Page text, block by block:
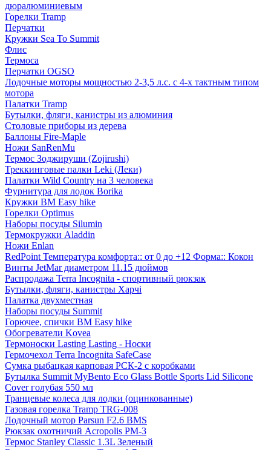
дюралюминиевым
Горелки Tramp
Перчатки
Кружки Sea To Summit
Флис
Термоса
Перчатки OGSO
Лодочные моторы мощностью 2-3,5 л.с. с 4-х тактным типом
мотора
Палатки Tramp
Бутылки, фляги, канистры из алюминия
Столовые приборы из дерева
Баллоны Fire-Maple
Ножи SanRenMu
Термос Зоджируши (Zojirushi)
Треккинговые палки Leki (Леки)
Палатки Wild Country на 3 человека
Фурнитура для лодок Borika
Кружки BM Easy hike
Горелки Optimus
Наборы посуды Silumin
Термокружки Aladdin
Ножи Enlan
RedPoint Температура комфорта:: от 0 до +12 Форма:: Кокон
Винты JetMar диаметром 11.15 дюймов
Распродажа Terra Incognita - спортивный рюкзак
Бутылки, фляги, канистры Харчі
Палатка двухместная
Наборы посуды Summit
Горючее, спички BM Easy hike
Обогреватели Kovea
Термоноски Lasting Lasting - Носки
Гермочехол Terra Incognita SafeCase
Сумка рыбацкая карповая РСК-2 с коробками
Бутылка Summit MyBento Eco Glass Bottle Sports Lid Silicone
Cover голубая 550 мл
Транцевые колеса для лодки (оцинкованные)
Газовая горелка Tramp TRG-008
Лодочный мотор Parsun F2.6 BMS
Рюкзак охотничий Acropolis РМ-3
Термос Stanley Classic 1.3L Зеленый